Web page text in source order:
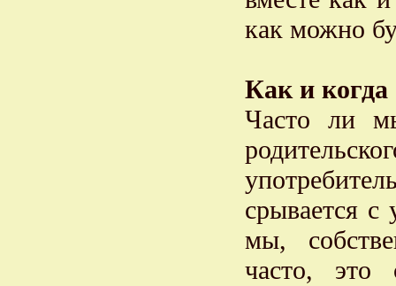
как можно
Как и когда
Часто ли
срывается
мы,
часто, это